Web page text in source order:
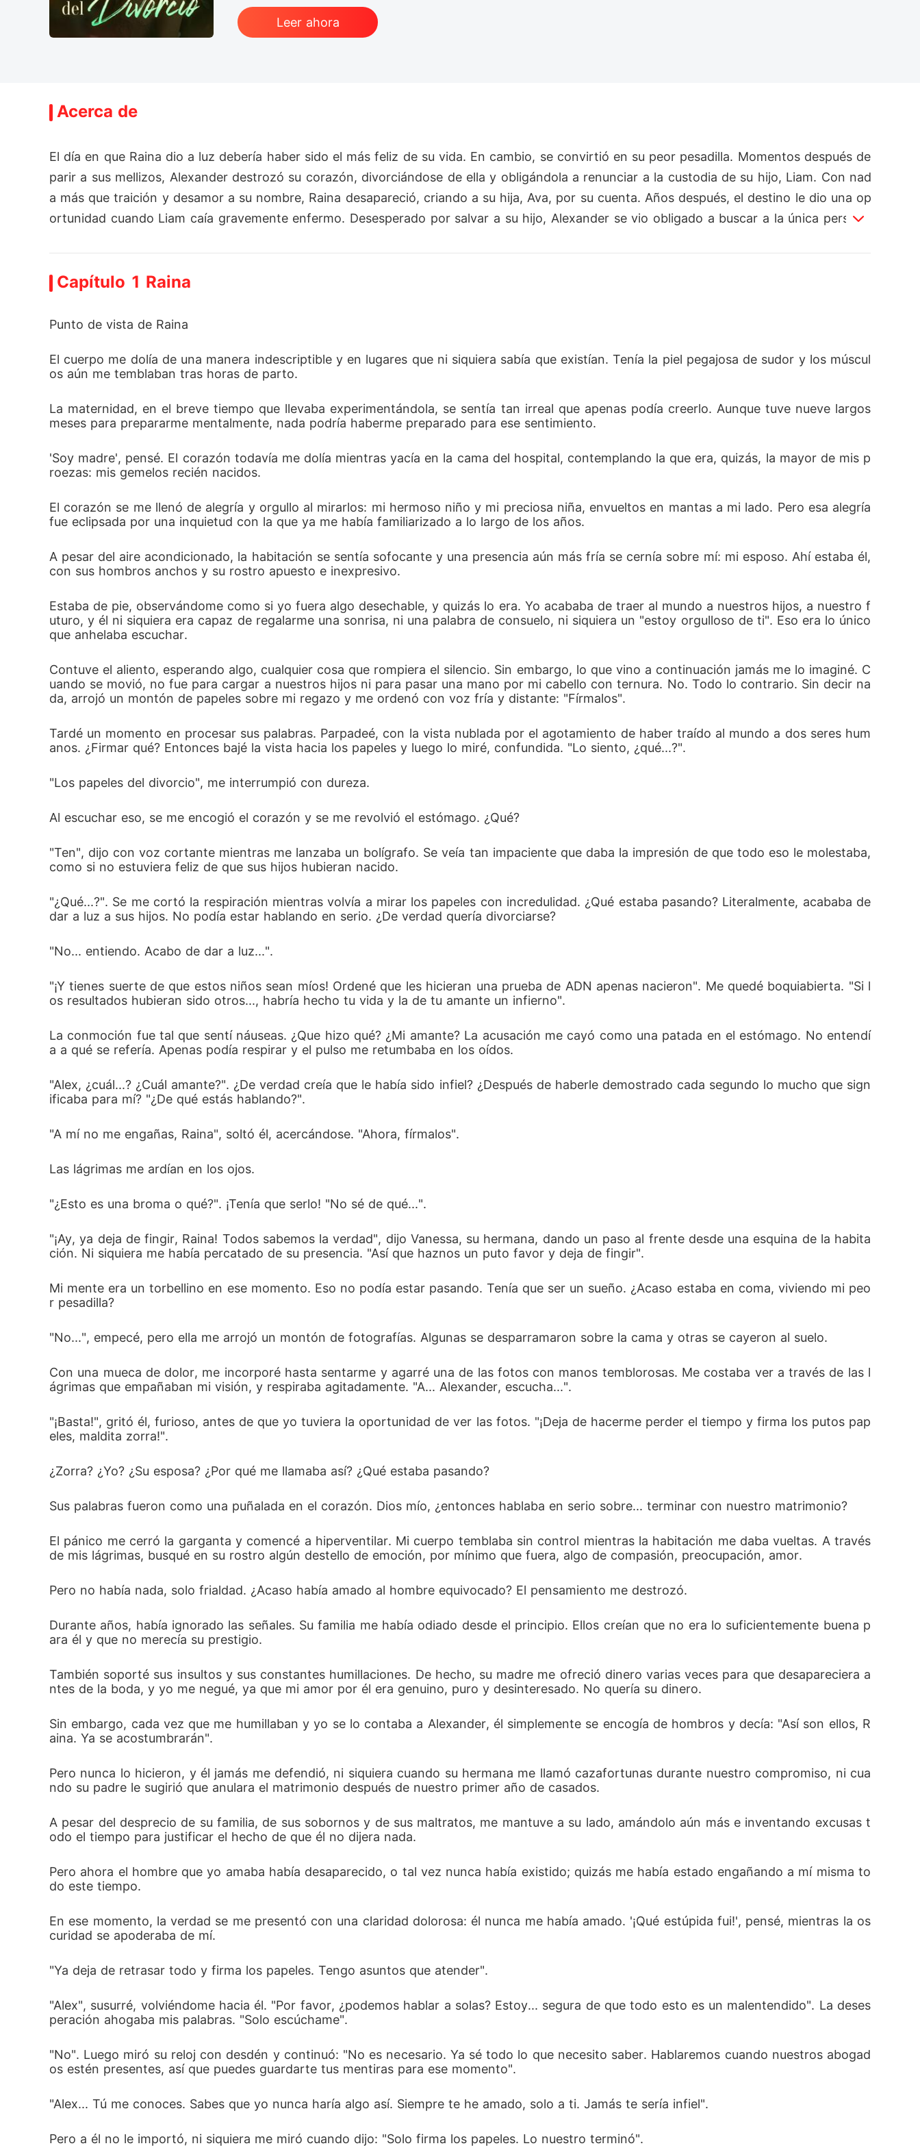
Leer ahora
Acerca de
El día en que Raina dio a luz debería haber sido el más feliz de su vida. En cambio, se convirtió en su peor pesadilla. Momentos después de
parir a sus mellizos, Alexander destrozó su corazón, divorciándose de ella y obligándola a renunciar a la custodia de su hijo, Liam. Con nad
a más que traición y desamor a su nombre, Raina desapareció, criando a su hija, Ava, por su cuenta. Años después, el destino le dio una op
ortunidad cuando Liam caía gravemente enfermo. Desesperado por salvar a su hijo, Alexander se vio obligado a buscar a la única persona
basada en la fortaleza, la riqueza y un legado olvidado por años que esperaba desenterrar. Raina había pasado años aprendiendo a vivir si
a siempre?
Capítulo 1 Raina
Punto de vista de Raina
El cuerpo me dolía de una manera indescriptible y en lugares que ni siquiera sabía que existían. Tenía la piel pegajosa de sudor y los múscul
os aún me temblaban tras horas de parto.
La maternidad, en el breve tiempo que llevaba experimentándola, se sentía tan irreal que apenas podía creerlo. Aunque tuve nueve largos
meses para prepararme mentalmente, nada podría haberme preparado para ese sentimiento.
'Soy madre', pensé. El corazón todavía me dolía mientras yacía en la cama del hospital, contemplando la que era, quizás, la mayor de mis p
roezas: mis gemelos recién nacidos.
El corazón se me llenó de alegría y orgullo al mirarlos: mi hermoso niño y mi preciosa niña, envueltos en mantas a mi lado. Pero esa alegría
fue eclipsada por una inquietud con la que ya me había familiarizado a lo largo de los años.
A pesar del aire acondicionado, la habitación se sentía sofocante y una presencia aún más fría se cernía sobre mí: mi esposo. Ahí estaba él,
con sus hombros anchos y su rostro apuesto e inexpresivo.
Estaba de pie, observándome como si yo fuera algo desechable, y quizás lo era. Yo acababa de traer al mundo a nuestros hijos, a nuestro f
uturo, y él ni siquiera era capaz de regalarme una sonrisa, ni una palabra de consuelo, ni siquiera un "estoy orgulloso de ti". Eso era lo único
que anhelaba escuchar.
Contuve el aliento, esperando algo, cualquier cosa que rompiera el silencio. Sin embargo, lo que vino a continuación jamás me lo imaginé. C
uando se movió, no fue para cargar a nuestros hijos ni para pasar una mano por mi cabello con ternura. No. Todo lo contrario. Sin decir na
da, arrojó un montón de papeles sobre mi regazo y me ordenó con voz fría y distante: "Fírmalos".
Tardé un momento en procesar sus palabras. Parpadeé, con la vista nublada por el agotamiento de haber traído al mundo a dos seres hum
anos. ¿Firmar qué? Entonces bajé la vista hacia los papeles y luego lo miré, confundida. "Lo siento, ¿qué...?".
"Los papeles del divorcio", me interrumpió con dureza.
Al escuchar eso, se me encogió el corazón y se me revolvió el estómago. ¿Qué?
"Ten", dijo con voz cortante mientras me lanzaba un bolígrafo. Se veía tan impaciente que daba la impresión de que todo eso le molestaba,
como si no estuviera feliz de que sus hijos hubieran nacido.
"¿Qué...?". Se me cortó la respiración mientras volvía a mirar los papeles con incredulidad. ¿Qué estaba pasando? Literalmente, acababa de
dar a luz a sus hijos. No podía estar hablando en serio. ¿De verdad quería divorciarse?
"No... entiendo. Acabo de dar a luz...".
"¡Y tienes suerte de que estos niños sean míos! Ordené que les hicieran una prueba de ADN apenas nacieron". Me quedé boquiabierta. "Si l
os resultados hubieran sido otros..., habría hecho tu vida y la de tu amante un infierno".
La conmoción fue tal que sentí náuseas. ¿Que hizo qué? ¿Mi amante? La acusación me cayó como una patada en el estómago. No entendí
a a qué se refería. Apenas podía respirar y el pulso me retumbaba en los oídos.
"Alex, ¿cuál...? ¿Cuál amante?". ¿De verdad creía que le había sido infiel? ¿Después de haberle demostrado cada segundo lo mucho que sign
ificaba para mí? "¿De qué estás hablando?".
"A mí no me engañas, Raina", soltó él, acercándose. "Ahora, fírmalos".
Las lágrimas me ardían en los ojos.
"¿Esto es una broma o qué?". ¡Tenía que serlo! "No sé de qué...".
"¡Ay, ya deja de fingir, Raina! Todos sabemos la verdad", dijo Vanessa, su hermana, dando un paso al frente desde una esquina de la habita
ción. Ni siquiera me había percatado de su presencia. "Así que haznos un puto favor y deja de fingir".
Mi mente era un torbellino en ese momento. Eso no podía estar pasando. Tenía que ser un sueño. ¿Acaso estaba en coma, viviendo mi peo
r pesadilla?
"No...", empecé, pero ella me arrojó un montón de fotografías. Algunas se desparramaron sobre la cama y otras se cayeron al suelo.
Con una mueca de dolor, me incorporé hasta sentarme y agarré una de las fotos con manos temblorosas. Me costaba ver a través de las l
ágrimas que empañaban mi visión, y respiraba agitadamente. "A... Alexander, escucha...".
"¡Basta!", gritó él, furioso, antes de que yo tuviera la oportunidad de ver las fotos. "¡Deja de hacerme perder el tiempo y firma los putos pap
eles, maldita zorra!".
¿Zorra? ¿Yo? ¿Su esposa? ¿Por qué me llamaba así? ¿Qué estaba pasando?
Sus palabras fueron como una puñalada en el corazón. Dios mío, ¿entonces hablaba en serio sobre... terminar con nuestro matrimonio?
El pánico me cerró la garganta y comencé a hiperventilar. Mi cuerpo temblaba sin control mientras la habitación me daba vueltas. A través
de mis lágrimas, busqué en su rostro algún destello de emoción, por mínimo que fuera, algo de compasión, preocupación, amor.
Pero no había nada, solo frialdad. ¿Acaso había amado al hombre equivocado? El pensamiento me destrozó.
Durante años, había ignorado las señales. Su familia me había odiado desde el principio. Ellos creían que no era lo suficientemente buena p
ara él y que no merecía su prestigio.
También soporté sus insultos y sus constantes humillaciones. De hecho, su madre me ofreció dinero varias veces para que desapareciera a
ntes de la boda, y yo me negué, ya que mi amor por él era genuino, puro y desinteresado. No quería su dinero.
Sin embargo, cada vez que me humillaban y yo se lo contaba a Alexander, él simplemente se encogía de hombros y decía: "Así son ellos, R
aina. Ya se acostumbrarán".
Pero nunca lo hicieron, y él jamás me defendió, ni siquiera cuando su hermana me llamó cazafortunas durante nuestro compromiso, ni cua
ndo su padre le sugirió que anulara el matrimonio después de nuestro primer año de casados.
A pesar del desprecio de su familia, de sus sobornos y de sus maltratos, me mantuve a su lado, amándolo aún más e inventando excusas t
odo el tiempo para justificar el hecho de que él no dijera nada.
Pero ahora el hombre que yo amaba había desaparecido, o tal vez nunca había existido; quizás me había estado engañando a mí misma to
do este tiempo.
En ese momento, la verdad se me presentó con una claridad dolorosa: él nunca me había amado. '¡Qué estúpida fui!', pensé, mientras la os
curidad se apoderaba de mí.
"Ya deja de retrasar todo y firma los papeles. Tengo asuntos que atender".
"Alex", susurré, volviéndome hacia él. "Por favor, ¿podemos hablar a solas? Estoy... segura de que todo esto es un malentendido". La deses
peración ahogaba mis palabras. "Solo escúchame".
"No". Luego miró su reloj con desdén y continuó: "No es necesario. Ya sé todo lo que necesito saber. Hablaremos cuando nuestros abogad
os estén presentes, así que puedes guardarte tus mentiras para ese momento".
"Alex... Tú me conoces. Sabes que yo nunca haría algo así. Siempre te he amado, solo a ti. Jamás te sería infiel".
Pero a él no le importó, ni siquiera me miró cuando dijo: "Solo firma los papeles. Lo nuestro terminó".